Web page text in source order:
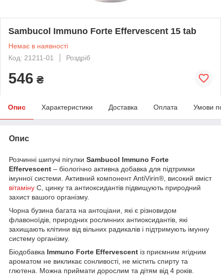
Sambucol Immuno Forte Effervescent 15 tab
Немає в наявності
Код: 21211-01
Роздріб
546 ₴
Опис Характеристики Доставка Оплата Умови
Опис
Розчинні шипучі пігулки Sambucol Immuno Forte
Effervescent – біологічно активна добавка для підтримки
імунної системи. Активний компонент AntiVirin®, високий вміст
вітаміну С, цинку та антиоксидантів підвищують природний
захист вашого організму.
Чорна бузина багата на антоціани, які є різновидом
флавоноїдів, природних рослинних антиоксидантів, які
захищають клітини від вільних радикалів і підтримують імунну
систему організму.
Біодобавка Immuno Forte Effervescent із приємним ягідним
ароматом не викликає сонливості, не містить спирту та
глютена. Можна приймати дорослим та дітям від 4 років.